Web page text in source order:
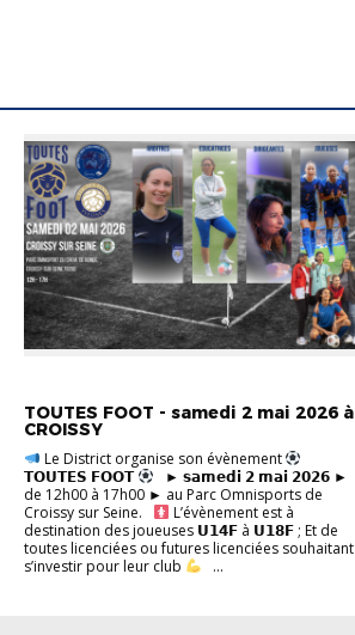
TOUTES FOOT - samedi 2 mai 2026 à
CROISSY
Le District organise son évènement
𝗧𝗢𝗨𝗧𝗘𝗦 𝗙𝗢𝗢𝗧
► 𝘀𝗮𝗺𝗲𝗱𝗶 𝟮 𝗺𝗮𝗶 𝟮𝟬𝟮𝟲 ►
de 12h00 à 17h00 ► au Parc Omnisports de
Croissy sur Seine.
L’évènement est à
destination des joueuses 𝗨𝟭𝟰𝗙 à 𝗨𝟭𝟴𝗙 ; Et de
toutes licenciées ou futures licenciées souhaitant
s’investir pour leur club
...